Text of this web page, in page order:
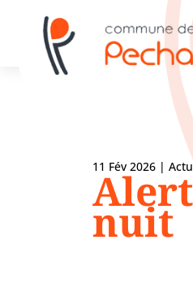
11 Fév 2026 |
nuit